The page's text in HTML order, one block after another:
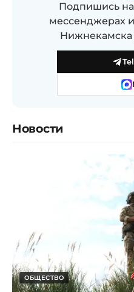
Подпишись
мессенджерах
Нижнекамска
Новости
ОБЩЕСТВО